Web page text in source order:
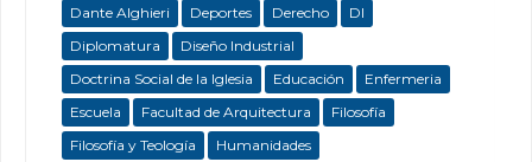
Dante Alghieri
Deportes Derecho
DI
Diplomatura
Diseño Industrial
Doctrina Social de la Iglesia
Educación
Enfermeria
Escuela
Facultad de Arquitectura
Filosofía
Filosofía y Teología
Humanidades